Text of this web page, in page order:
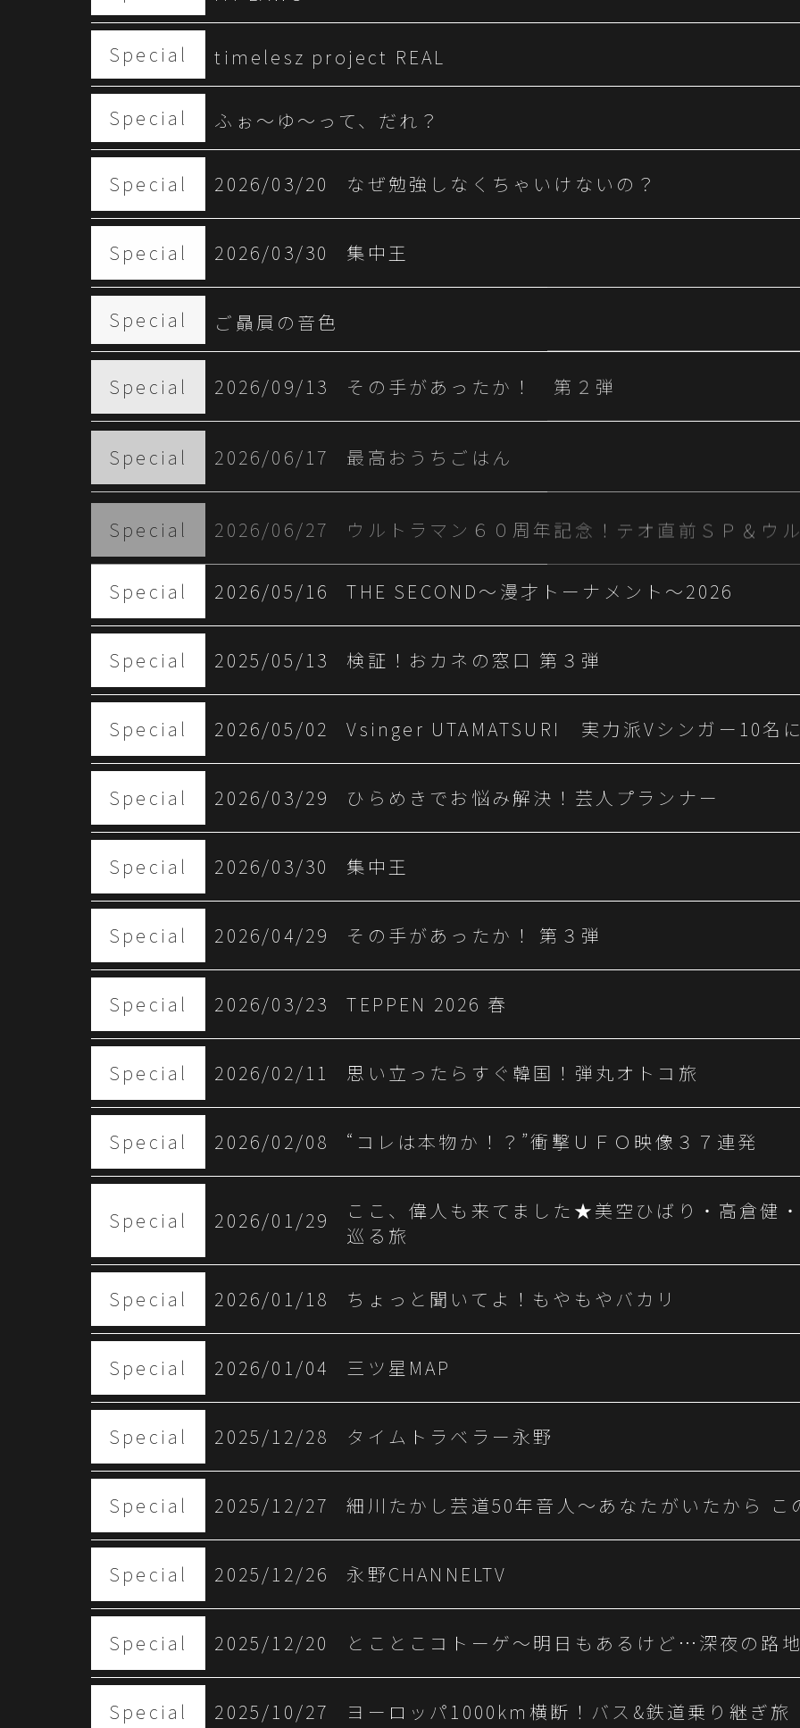
Special timelesz project REAL
Special ふぉ〜ゆ〜って、だれ？
Special 2026/03/20 なぜ勉強しなくちゃいけないの？
Special 2026/03/30 集中王
Special ご贔屓の音色
Special 2026/09/13 その手があったか！ 第２弾
Special 2026/06/17 最高おうちごはん
Special 2026/06/27 ウルトラマン６０周年記念！テオ直前ＳＰ＆ウ
Special 2026/05/16 THE SECOND～漫才トーナメント～2026
Special 2025/05/13 検証！おカネの窓口 第３弾
Special 2026/05/02 Vsinger UTAMATSURI 実力派Vシンガー10名
Special 2026/03/29 ひらめきでお悩み解決！芸人プランナー
Special 2026/03/30 集中王
Special 2026/04/29 その手があったか！ 第３弾
Special 2026/03/23 TEPPEN 2026 春
Special 2026/02/11 思い立ったらすぐ韓国！弾丸オトコ旅
Special 2026/02/08 “コレは本物か！？”衝撃ＵＦＯ映像３７連発
Special 2026/01/29
ここ、偉人も来てました★美空ひばり・高倉健
巡る旅
Special 2026/01/18 ちょっと聞いてよ！もやもやバカリ
Special 2026/01/04 三ツ星MAP
Special 2025/12/28 タイムトラベラー永野
Special 2025/12/27 細川たかし芸道50年音人～あなたがいたから こ
Special 2025/12/26 永野CHANNELTV
Special 2025/12/20 とことこコトーゲ～明日もあるけど…深夜の路
Special 2025/10/27 ヨーロッパ1000km横断！バス&鉄道乗り継ぎ旅